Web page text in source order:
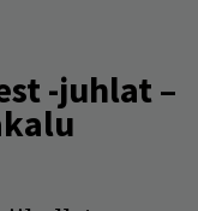
-juhlat –